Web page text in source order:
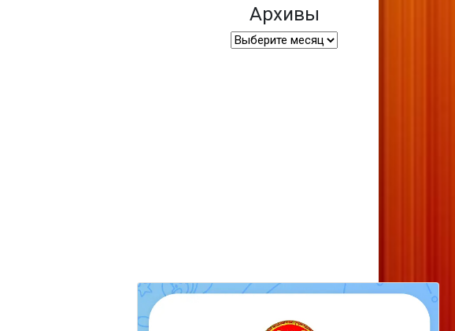
Архивы
Архивы